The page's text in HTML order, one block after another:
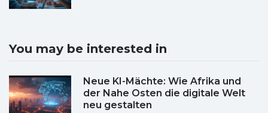
You may be interested in
Neue KI-Mächte: Wie Afrika und
der Nahe Osten die digitale Welt
neu gestalten